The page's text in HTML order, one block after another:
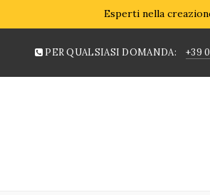
Esperti nella
PER QUALSIASI DOMANDA: +39